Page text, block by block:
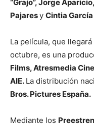
“Grajo”, Jorge
Pajaresy Cintia García
La película, que
octubre, es una
Films, Atresmedia Cine
AIE. La distribución
Bros. Pictures España.
Mediante los